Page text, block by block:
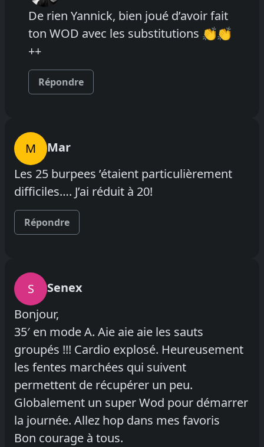
De rien Yannick, bien joué d’avoir fait
ton WOD avec les substitutions 👏👏
++
Répondre
M
Mar
Les 25 burpees ’étaient particulièrement
difficiles…. J’ai réduit à 20!
Répondre
S
Senex
Bonjour,
35′ en mode A. Aie aie aie les sauts
groupés !!! Cardio explosé. Heureusement
les fentes marchées qui suivent
permettent de récupérer un peu.
Globalement un super Wod pour démarrer
la journée. Allez hop dans mes favoris
Bon courage à tous.